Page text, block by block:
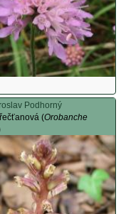
Podhorný
(Orobanche